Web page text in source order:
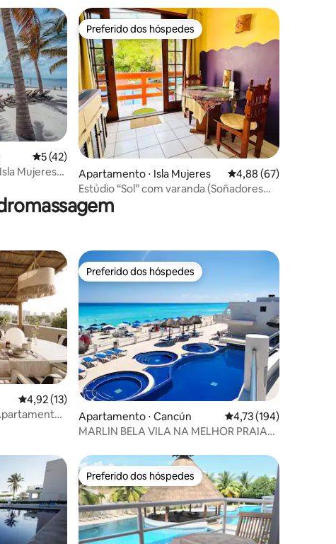
5 de uma avaliação média de 5, 42 avaliações
5 (42)
Mujeres
Preferido dos hóspedes
Preferido dos hóspedes
Apartamento ⋅ Isla Mujeres 4,88 de uma
4,88 (67)
Estúdio “Sol” com varanda (Soñadores
del Sol)
4,92 de uma avaliação média de 5, 13 avaliações
4,92 (13)
Preferido dos hóspedes
Preferido dos hóspedes
Apartamento ⋅ Cancún 4,73 de uma avaliação
4,73 (194)
MARLIN BELA VILA NA MELHOR PRAIA
Preferido dos hóspedes
Preferido dos hóspedes